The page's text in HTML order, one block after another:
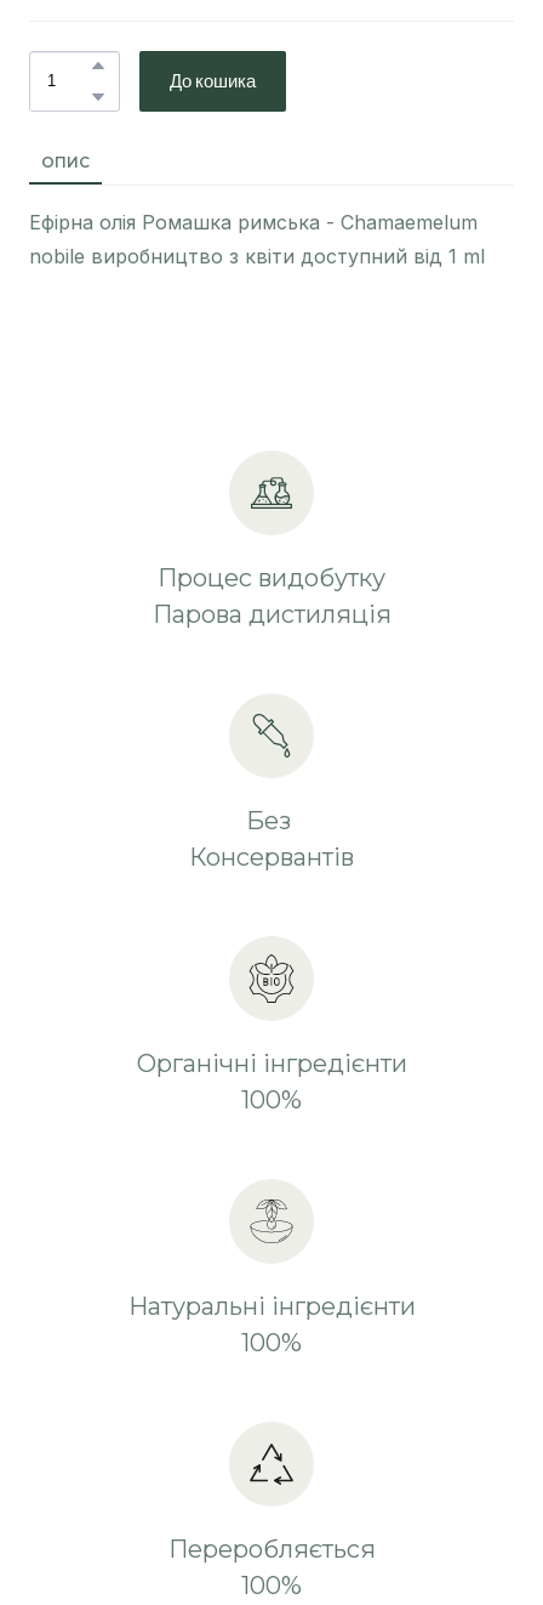
До кошика
ОПИС
Ефірна олія Ромашка римська - Chamaemelum
nobile виробництво з квіти доступний від 1 ml
Процес видобутку
Парова дистиляція
Без
Консервантів
Органічні інгредієнти
100%
Натуральні інгредієнти
100%
Переробляється
100%